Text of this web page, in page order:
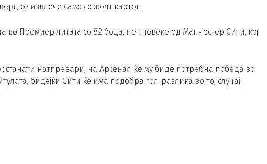
се извлече само со жолт картон.
во Премиер лигата со 82 бода, пет повеќе од Манчестер Сити, кој
натпревари, на Арсенал ќе му биде потребна победа во
бидејќи Сити ќе има подобра гол-разлика во тој случај.